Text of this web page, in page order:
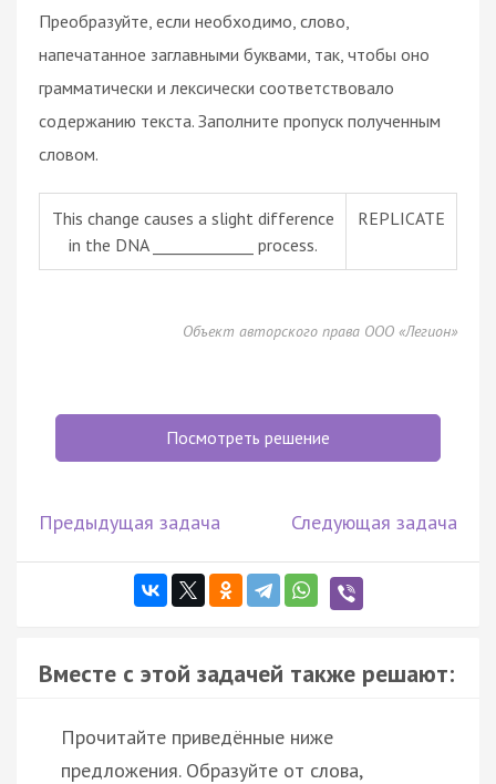
Преобразуйте, если необходимо, слово,
напечатанное заглавными буквами, так, чтобы оно
грамматически и лексически соответствовало
содержанию текста. Заполните пропуск полученным
словом.
This change causes a slight difference
in the DNA _____________ process.
REPLICATE
Объект авторского права ООО «Легион»
Посмотреть решение
Предыдущая задача Следующая задача
Вместе с этой задачей также решают:
Прочитайте приведённые ниже
предложения. Образуйте от слова,